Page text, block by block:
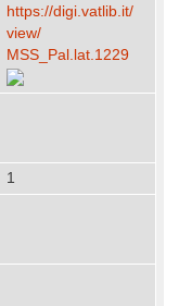
https:/​/​digi.vatlib.it/​
view/​
MSS_Pal.lat.1229
1